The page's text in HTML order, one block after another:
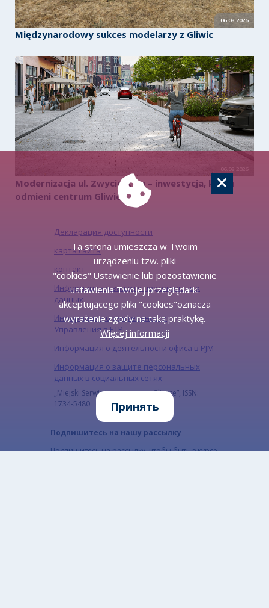
06.08.2026
Międzynarodowy sukces modelarzy z Gliwic
06.08.2026
Modernizacja ul. Zwycięstwa – inwestycja, która
odmieni centrum Gliwic
Декларация доступности
карта сайта
контакт
Информация о защите персональных
данных
Информация о деятельности
Управления в ЕТР
Информация о деятельности офиса в PJM
Информация о защите персональных
данных в социальных сетях
„Miejski Serwis Internetowy – Gliwice”, ISSN:
1734-5480
Подпишитесь на нашу рассылку
Подпишитесь на рассылку, чтобы быть в курсе
Ta strona umieszcza w Twoim
urządzeniu tzw. pliki
"cookies".Ustawienie lub pozostawienie
ustawienia Twojej przeglądarki
akceptującego pliki "cookies"oznacza
wyrażenie zgody na taką praktykę.
Więcej informacji
Принять